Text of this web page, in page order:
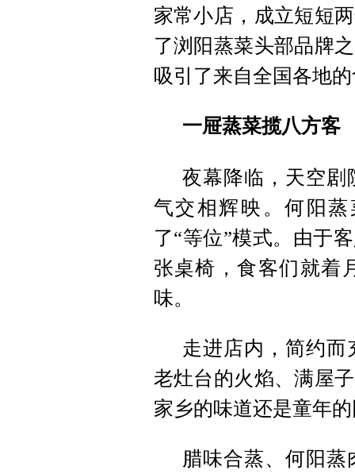
家常小店，成立短短
了浏阳蒸菜头部品牌
吸引了来自全国各地
一屉蒸菜揽八方客
夜幕降临，天空剧
气交相辉映。何阳
了“等位”模式。由于
张桌椅，食客们就着
味。
走进店内，简约
老灶台的火焰、满屋
家乡的味道还是童年
腊味合蒸、何阳